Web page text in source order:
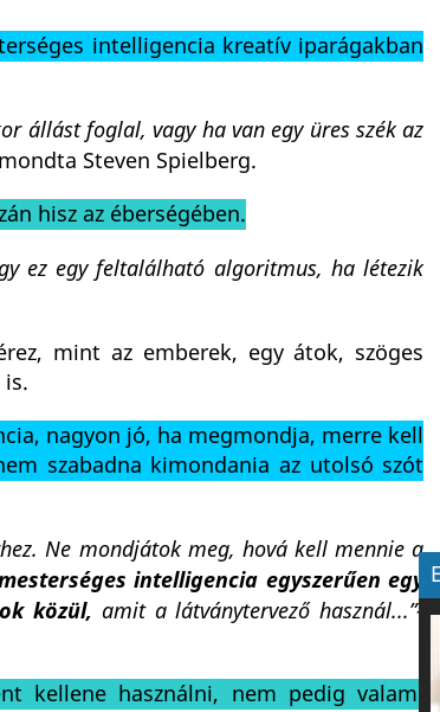
intelligencia kreatív iparágakban
állást foglal, vagy ha van egy üres szék az
Steven Spielberg.
hisz az éberségében.
ez egy feltalálható algoritmus, ha létezik
mint az emberek, egy átok, szöges
nagyon jó, ha megmondja, merre kell
szabadna kimondania az utolsó szót
Ne mondjátok meg, hová kell mennie a
intelligencia egyszerűen egy
közül, amit a látványtervező használ...”-
kellene használni, nem pedig valami